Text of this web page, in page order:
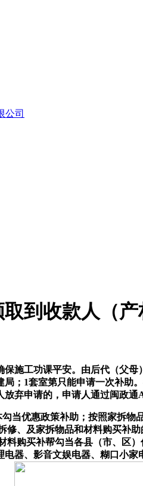
到收款人（产
工功课平安。由后代（父母
；1套室第只能申请一次补助
弃申请的，申请人通过闽政通
优惠政策补助；按照家拆物
修、及家拆物品和材料购买补
料购买补帮勾当各县（市、区
器、影音文娱电器、糊口小